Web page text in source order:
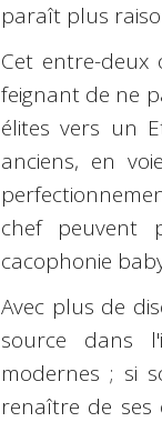
paraît plus
Cet entre-deux
feignant de ne
élites vers un
anciens, en
chef peuvent
cacophonie
Avec plus de
source dans
modernes ; si
renaître de ses